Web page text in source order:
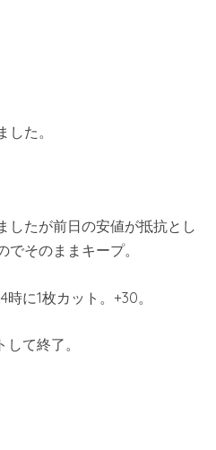
た。
したが前日の安値が抵抗とし
そのままキープ。
に1枚カット。+30。
て終了。